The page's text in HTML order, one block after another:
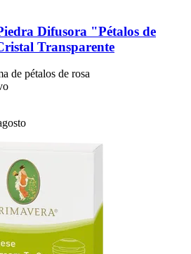
Difusora "Pétalos de
Transparente
de pétalos de rosa